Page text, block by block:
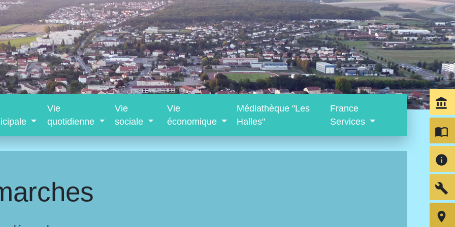
Vie
quotidienne
Vie
sociale
Vie
économique
Médiathèque "Les
Halles"
France
Services
account_balance
import_contacts
info
build
room